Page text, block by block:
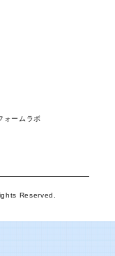
ォームラボ
Reserved.